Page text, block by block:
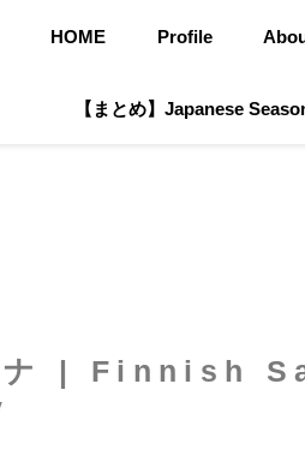
HOME Profile
【まとめ】Japanese
ウナ | Finnish